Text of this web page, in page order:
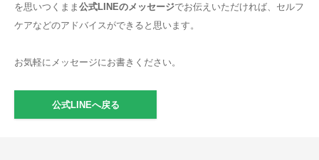
を思いつくまま 公式LINEのメッセージでお伝えいただければ、セルフ
ケアなどのアドバイスができると思います。
お気軽にメッセージにお書きください。
公式LINEへ戻る